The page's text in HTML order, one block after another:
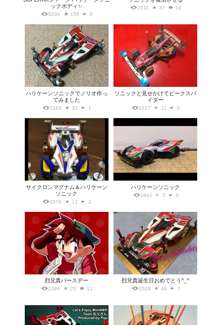
ックボディ✨
5038 156 6
2511 37 19
ハリケーンソニックでノリオ作っ
てみました
3183 31 1
ソニックと見せかけてビークスパ
イダー
2227 11 0
サイクロンマグナム＆ハリケーン
ソニック
2079 12 2
ハリケーンソニック
1842 5 0
烈兄貴バースデー
2296 23 12
烈兄貴誕生日おめでとう^_^
2518 40 7